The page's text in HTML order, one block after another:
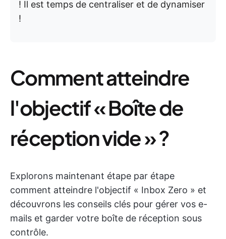
! Il est temps de centraliser et de dynamiser
!
Comment atteindre
l'objectif « Boîte de
réception vide » ?
Explorons maintenant étape par étape
comment atteindre l'objectif « Inbox Zero » et
découvrons les conseils clés pour gérer vos e-
mails et garder votre boîte de réception sous
contrôle.